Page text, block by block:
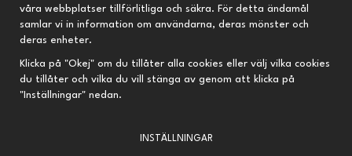
Om oss
Nyheter
Nyhetsbrev
Om cookies
Prenumeration
Fri frakt vid köp över 695 kr
Kvalitetsprodukter till kanonpris
våra webbplatser tillförlitliga och säkra. För detta ändamål
samlar vi in information om användarna, deras mönster och
deras enheter.
Klicka på "Okej" om du tillåter alla cookies eller välj vilka cookies
du tillåter och vilka du vill stänga av genom att klicka på
"Inställningar" nedan.
INSTÄLLNINGAR